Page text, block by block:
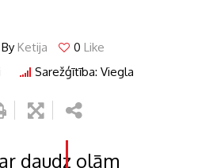
By Ketija 0 Like
Sarežģītība: Viegla